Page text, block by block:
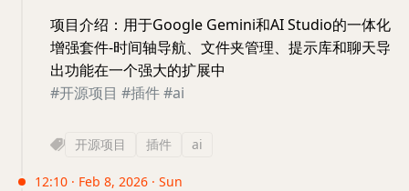
项目介绍：用于Google Gemini和AI Studio的一体化
增强套件-时间轴导航、文件夹管理、提示库和聊天导
出功能在一个强大的扩展中
#开源项目 #插件#ai
开源项目 插件 ai
12:10 · Feb 8, 2026 · Sun